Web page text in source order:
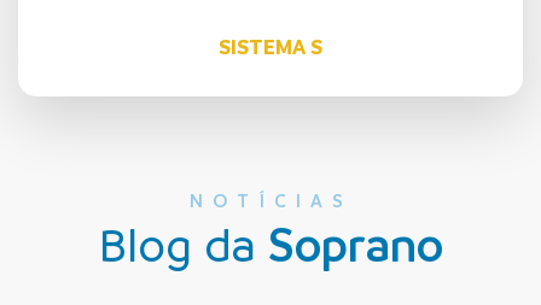
SISTEMA S
NOTÍCIAS
Blog da Soprano